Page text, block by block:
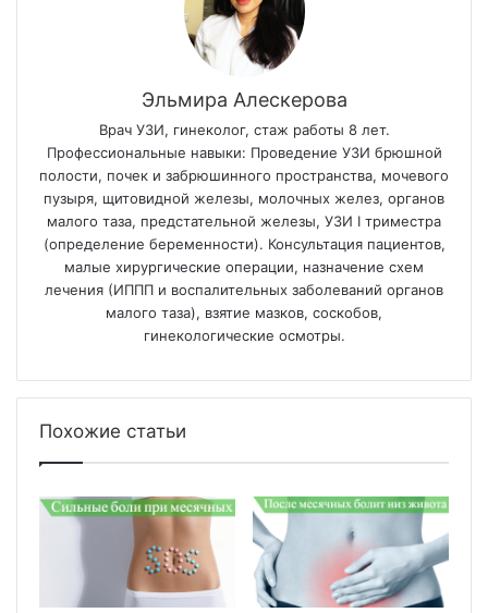
Эльмира Алескерова
Врач УЗИ, гинеколог, стаж работы 8 лет.
Профессиональные навыки: Проведение УЗИ брюшной
полости, почек и забрюшинного пространства, мочевого
пузыря, щитовидной железы, молочных желез, органов
малого таза, предстательной железы, УЗИ I триместра
(определение беременности). Консультация пациентов,
малые хирургические операции, назначение схем
лечения (ИППП и воспалительных заболеваний органов
малого таза), взятие мазков, соскобов,
гинекологические осмотры.
Похожие статьи